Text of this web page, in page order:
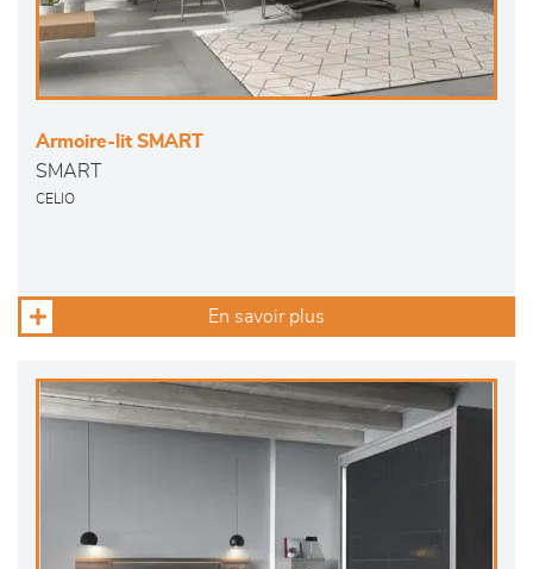
Armoire-lit SMART
SMART
CELIO
En savoir plus